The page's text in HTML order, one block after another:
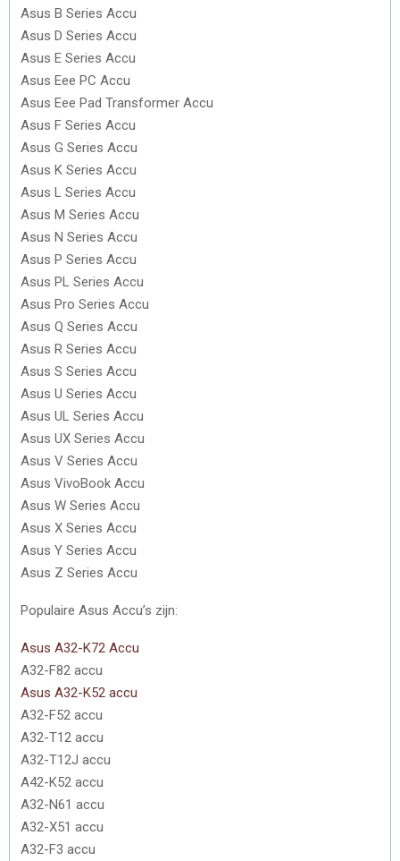
Asus B Series Accu
Asus D Series Accu
Asus E Series Accu
Asus Eee PC Accu
Asus Eee Pad Transformer Accu
Asus F Series Accu
Asus G Series Accu
Asus K Series Accu
Asus L Series Accu
Asus M Series Accu
Asus N Series Accu
Asus P Series Accu
Asus PL Series Accu
Asus Pro Series Accu
Asus Q Series Accu
Asus R Series Accu
Asus S Series Accu
Asus U Series Accu
Asus UL Series Accu
Asus UX Series Accu
Asus V Series Accu
Asus VivoBook Accu
Asus W Series Accu
Asus X Series Accu
Asus Y Series Accu
Asus Z Series Accu
Populaire Asus Accu’s zijn:
Asus A32-K72 Accu
A32-F82 accu
Asus A32-K52 accu
A32-F52 accu
A32-T12 accu
A32-T12J accu
A42-K52 accu
A32-N61 accu
A32-X51 accu
A32-F3 accu